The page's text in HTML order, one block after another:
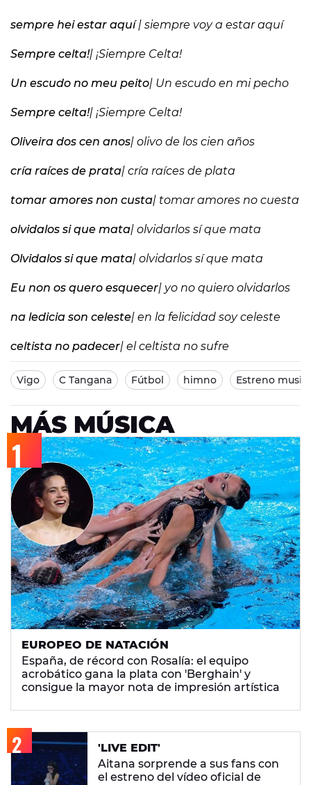
sempre hei estar aquí| siempre voy a estar aquí
Sempre celta!| ¡Siempre Celta!
Un escudo no meu peito| Un escudo en mi pecho
Sempre celta!| ¡Siempre Celta!
Oliveira dos cen anos| olivo de los cien años
cría raíces de prata| cría raíces de plata
tomar amores non custa| tomar amores no cuesta
olvidalos si que mata| olvidarlos sí que mata
Olvidalos si que mata| olvidarlos sí que mata
Eu non os quero esquecer| yo no quiero olvidarlos
na ledicia son celeste| en la felicidad soy celeste
celtista no padecer| el celtista no sufre
Vigo C Tangana Fútbol himno Estreno
MÁS MÚSICA
EUROPEO DE NATACIÓN
España, de récord con Rosalía: el equipo
acrobático gana la plata con 'Berghain' y
consigue la mayor nota de impresión artística
'LIVE EDIT'
Aitana sorprende a sus fans con
el estreno del vídeo oficial de